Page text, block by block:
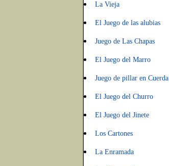
La Vieja
El Juego de las alubias
Juego de Las Chapas
El Juego del Marro
Juego de pillar en Cuerda
El Juego del Churro
El Juego del Jinete
Los Cartones
La Enramada